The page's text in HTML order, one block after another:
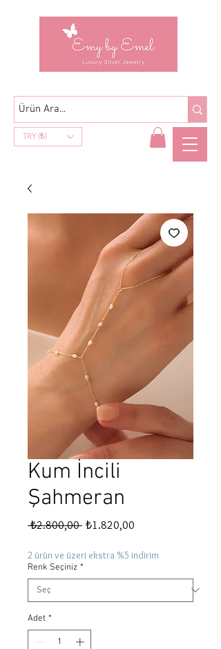
TRY (₺)
Kum İncili
Şahmeran
₺2.800,00 Normal
₺1.820,00
2 ürün ve üzeri ekstra %5 indirim
Renk Seçiniz *
Adet *